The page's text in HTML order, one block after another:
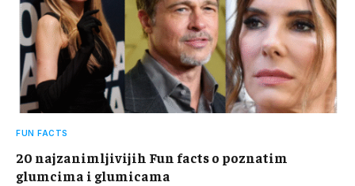
FUN FACTS
20 najzanimljivijih Fun facts o poznatim
glumcima i glumicama